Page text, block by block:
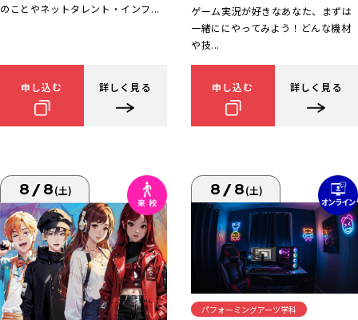
のことやネットタレント・インフ...
申し込む 詳しく見る
ゲーム実況が好きなあなた、まずは
一緒ににやってみよう！どんな機材
や技...
申し込む 詳しく見る
8/8(土) 8/8(土)
パフォーミングアーツ学科